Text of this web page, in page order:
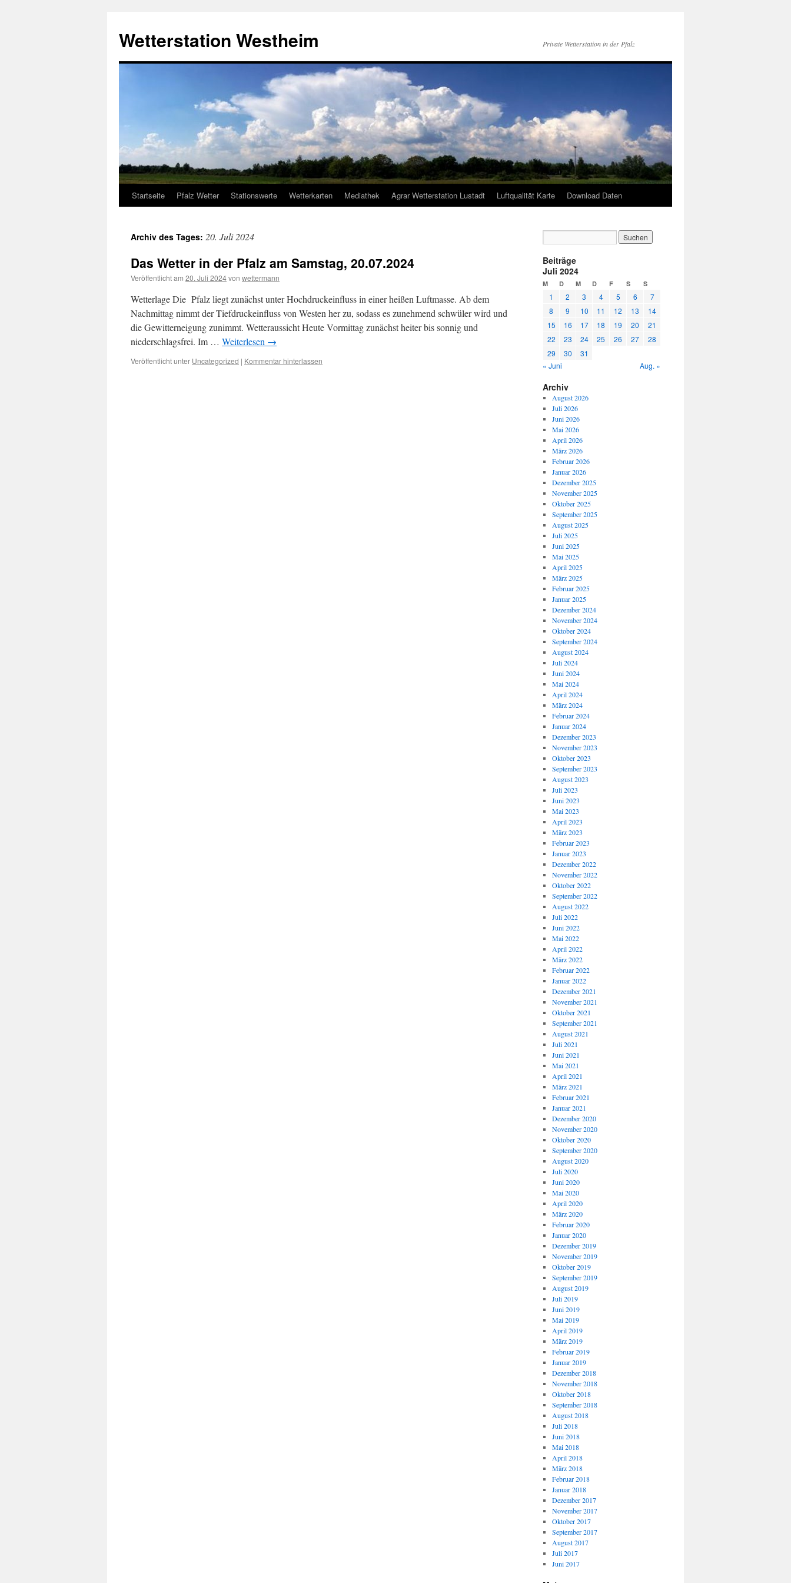
springen
Wetterstation Westheim Private Wetterstation in der Pfalz
Startseite Pfalz Wetter Stationswerte Wetterkarten Mediathek Agrar Wetterstation Lustadt Luftqualität Karte Download Daten
Archiv des Tages: 20. Juli 2024
Das Wetter in der Pfalz am Samstag, 20.07.2024
Veröffentlicht am 20. Juli 2024von wettermann
Wetterlage Die Pfalz liegt zunächst unter Hochdruckeinfluss in einer heißen Luftmasse. Ab dem
Nachmittag nimmt der Tiefdruckeinfluss von Westen her zu, sodass es zunehmend schwüler wird und
die Gewitterneigung zunimmt. Wetteraussicht Heute Vormittag zunächst heiter bis sonnig und
niederschlagsfrei. Im … Weiterlesen →
Veröffentlicht unter Uncategorized | Kommentar hinterlassen
Beiträge
Juli 2024
M D M D F S S
1 2 3 4 5 6
7
8
9 10 11 12 13
14
15
16 17 18 19 20
21
22
23 24 25 26 27
28
29
30
31
« Juni
Aug. »
Archiv
August 2026
Juli 2026
Juni 2026
Mai 2026
April 2026
März 2026
Februar 2026
Januar 2026
Dezember 2025
November 2025
Oktober 2025
September 2025
August 2025
Juli 2025
Juni 2025
Mai 2025
April 2025
März 2025
Februar 2025
Januar 2025
Dezember 2024
November 2024
Oktober 2024
September 2024
August 2024
Juli 2024
Juni 2024
Mai 2024
April 2024
März 2024
Februar 2024
Januar 2024
Dezember 2023
November 2023
Oktober 2023
September 2023
August 2023
Juli 2023
Juni 2023
Mai 2023
April 2023
März 2023
Februar 2023
Januar 2023
Dezember 2022
November 2022
Oktober 2022
September 2022
August 2022
Juli 2022
Juni 2022
Mai 2022
April 2022
März 2022
Februar 2022
Januar 2022
Dezember 2021
November 2021
Oktober 2021
September 2021
August 2021
Juli 2021
Juni 2021
Mai 2021
April 2021
März 2021
Februar 2021
Januar 2021
Dezember 2020
November 2020
Oktober 2020
September 2020
August 2020
Juli 2020
Juni 2020
Mai 2020
April 2020
März 2020
Februar 2020
Januar 2020
Dezember 2019
November 2019
Oktober 2019
September 2019
August 2019
Juli 2019
Juni 2019
Mai 2019
April 2019
März 2019
Februar 2019
Januar 2019
Dezember 2018
November 2018
Oktober 2018
September 2018
August 2018
Juli 2018
Juni 2018
Mai 2018
April 2018
März 2018
Februar 2018
Januar 2018
Dezember 2017
November 2017
Oktober 2017
September 2017
August 2017
Juli 2017
Juni 2017